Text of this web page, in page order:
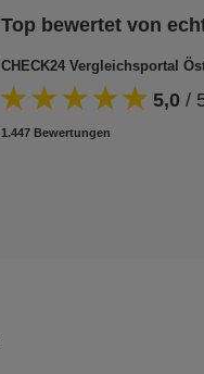
Top bewertet von
CHECK24 Vergleichsportal
5,0 /
1.447 Bewertungen